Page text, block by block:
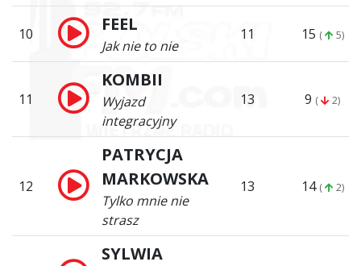
10 FEEL
Jak nie to nie
11 15 ( 5)
11
KOMBII
Wyjazd
integracyjny
13 9 ( 2)
12
PATRYCJA
MARKOWSKA
Tylko mnie nie
strasz
13 14 ( 2)
SYLWIA